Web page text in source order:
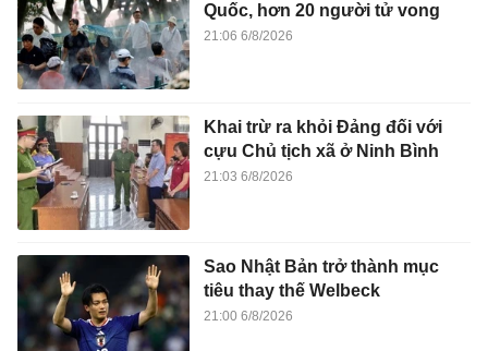
Quốc, hơn 20 người tử vong
21:06 6/8/2026
Khai trừ ra khỏi Đảng đối với
cựu Chủ tịch xã ở Ninh Bình
21:03 6/8/2026
Sao Nhật Bản trở thành mục
tiêu thay thế Welbeck
21:00 6/8/2026